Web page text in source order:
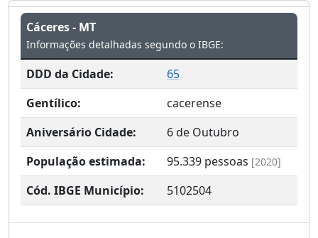
Cáceres - MT
Informações detalhadas segundo o IBGE:
DDD da Cidade:
65
Gentílico:
cacerense
Aniversário Cidade:
6 de Outubro
População estimada:
95.339 pessoas [2020]
Cód. IBGE Município: 5102504